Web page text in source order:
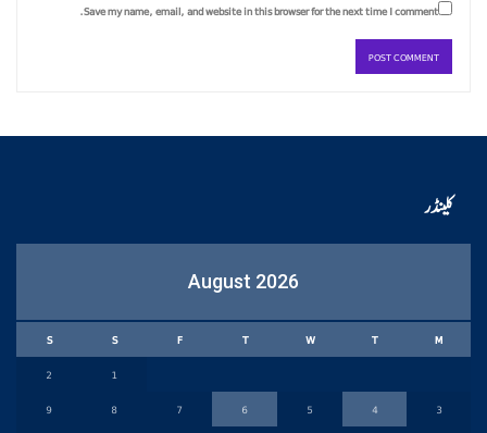
Save my name, email, and website in this browser for the next time I comment.
کلینڈر
August 2026
M
T
W
T
F
S
S
1
2
3
4
5
6
7
8
9